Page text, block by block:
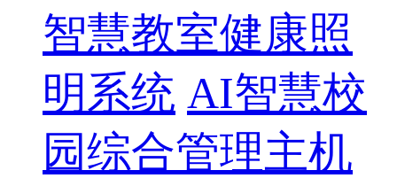
智慧教室健康照
明系统 AI智慧校
园综合管理主机